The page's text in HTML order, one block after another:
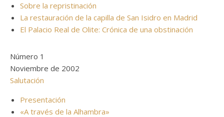
Sobre la repristinación
La restauración de la capilla de San Isidro en Madrid
El Palacio Real de Olite: Crónica de una obstinación
Número 1
Noviembre de 2002
Salutación
Presentación
«A través de la Alhambra»